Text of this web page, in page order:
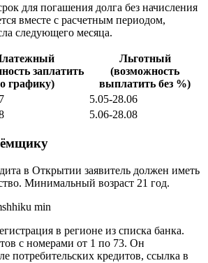
для погашения долга без начисления
вместе с расчетным периодом,
следующего месяца.
заплатить
графику)
Льготный
(возможность
выплатить без %)
5.05-28.06
5.06-28.08
в Открытии заявитель должен иметь
Минимальный возраст 21 год.
в регионе из списка банка.
с номерами от 1 по 73. Он
потребительских кредитов, ссылка в